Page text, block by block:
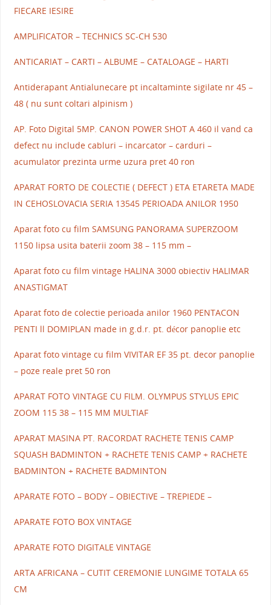
FIECARE IESIRE
AMPLIFICATOR – TECHNICS SC-CH 530
ANTICARIAT – CARTI – ALBUME – CATALOAGE – HARTI
Antiderapant Antialunecare pt incaltaminte sigilate nr 45 –
48 ( nu sunt coltari alpinism )
AP. Foto Digital 5MP. CANON POWER SHOT A 460 il vand ca
defect nu include cabluri – incarcator – carduri –
acumulator prezinta urme uzura pret 40 ron
APARAT FORTO DE COLECTIE ( DEFECT ) ETA ETARETA MADE
IN CEHOSLOVACIA SERIA 13545 PERIOADA ANILOR 1950
Aparat foto cu film SAMSUNG PANORAMA SUPERZOOM
1150 lipsa usita baterii zoom 38 – 115 mm –
Aparat foto cu film vintage HALINA 3000 obiectiv HALIMAR
ANASTIGMAT
Aparat foto de colectie perioada anilor 1960 PENTACON
PENTI ll DOMIPLAN made in g.d.r. pt. décor panoplie etc
Aparat foto vintage cu film VIVITAR EF 35 pt. decor panoplie
– poze reale pret 50 ron
APARAT FOTO VINTAGE CU FILM. OLYMPUS STYLUS EPIC
ZOOM 115 38 – 115 MM MULTIAF
APARAT MASINA PT. RACORDAT RACHETE TENIS CAMP
SQUASH BADMINTON + RACHETE TENIS CAMP + RACHETE
BADMINTON + RACHETE BADMINTON
APARATE FOTO – BODY – OBIECTIVE – TREPIEDE –
APARATE FOTO BOX VINTAGE
APARATE FOTO DIGITALE VINTAGE
ARTA AFRICANA – CUTIT CEREMONIE LUNGIME TOTALA 65
CM